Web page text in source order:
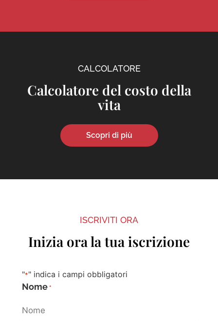
CALCOLATORE
Calcolatore del costo della
vita
Scopri di più
ISCRIVITI ORA
Inizia ora la tua iscrizione
"*" indica i campi obbligatori
Nome *